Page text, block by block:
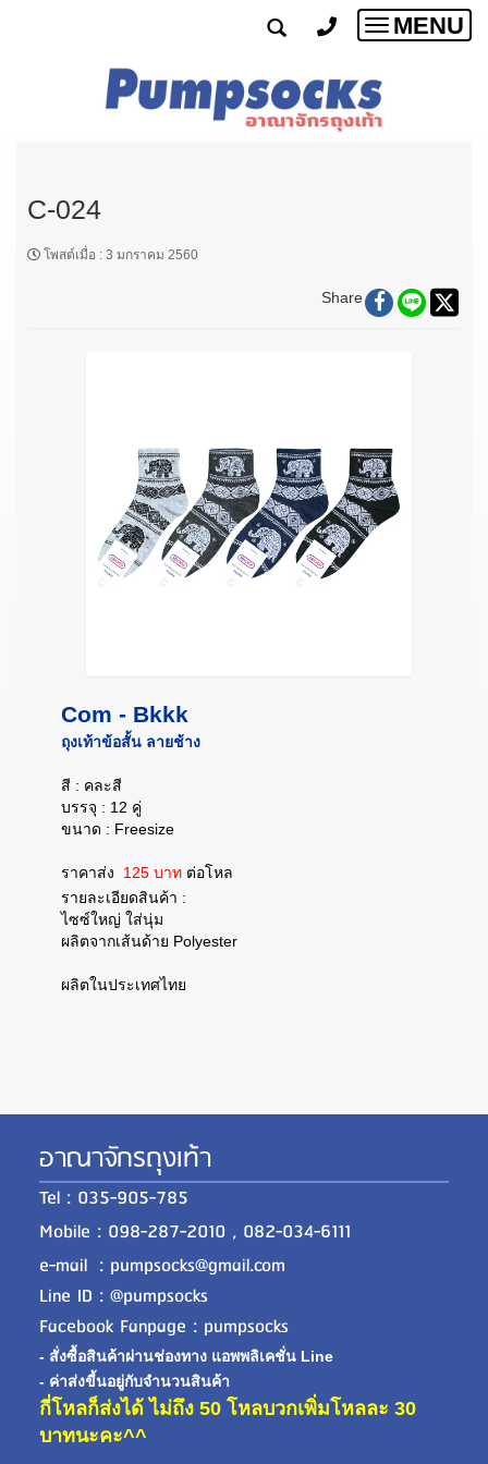
Toggle
MENU
C-024
โพสต์เมื่อ : 3 มกราคม 2560
Share
Com - Bkkk
ถุงเท้าข้อสั้น ลายช้าง
สี : คละสี
บรรจุ : 12 คู่
ขนาด : Freesize
ราคาส่ง 125 บาท ต่อโหล
รายละเอียดสินค้า :
ไซซ์ใหญ่ ใส่นุ่ม
ผลิตจากเส้นด้าย Polyester
ผลิตในประเทศไทย
อาณาจักรถุงเท้า
Tel : 035-905-785
Mobile : 098-287-2010 , 082-034-6111
e-mail : pumpsocks@gmail.com
Line ID : @pumpsocks
Facebook Fanpage : pumpsocks
- สั่งซื้อสินค้าผ่านช่องทาง แอพพลิเคชั่น Line
- ค่าส่งขี้นอยู่กับจำนวนสินค้า
กี่โหลก็ส่งได้ ไม่ถึง 50 โหลบวกเพิ่มโหลละ 30
บาทนะคะ^^